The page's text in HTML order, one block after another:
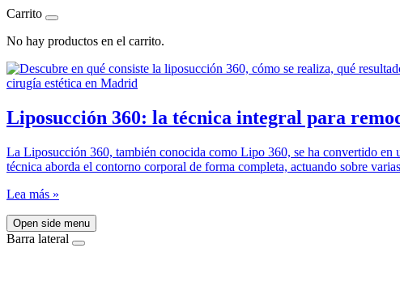
Carrito
No hay productos en el carrito.
Liposucción 360: la técnica integral para
La Liposucción 360, también conocida como Lipo 360, se ha convertido en
técnica aborda el contorno corporal de forma completa, actuando sobre
Lea más »
Open side menu
Barra lateral